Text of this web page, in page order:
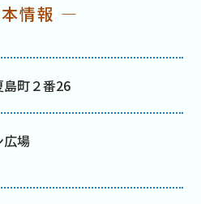
情報 ―
町２番26
広場